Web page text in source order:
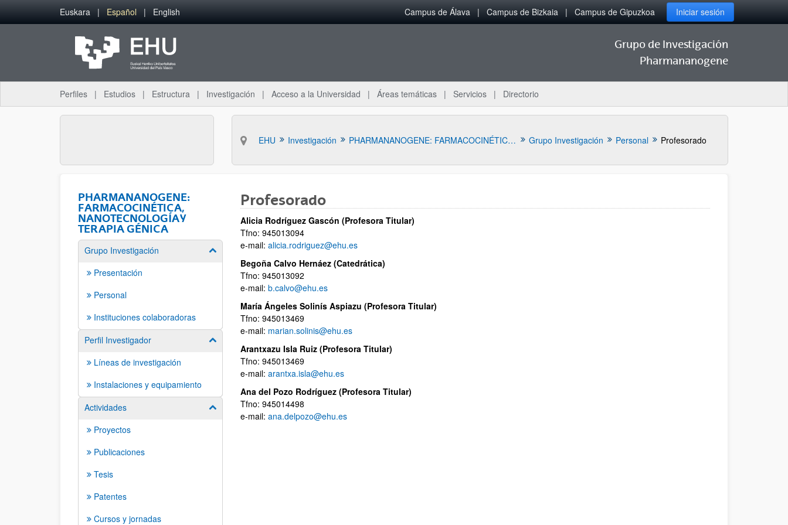
Saltar al contenido principal
Euskara Español English Campus de Álava Campus de Bizkaia Campus de Gipuzkoa Iniciar sesión
Grupo de Investigación
Pharmananogene
Perfiles Estudios Estructura Investigación Acceso a la Universidad Áreas temáticas Servicios Directorio
EHU Investigación PHARMANANOGENE: FARMACOCINÉTICA, NANOTECNOLOGÍA Y TERAPIA GÉNICA Grupo Investigación Personal Profesorado
PHARMANANOGENE:
FARMACOCINÉTICA,
NANOTECNOLOGÍA Y
TERAPIA GÉNICA
Grupo Investigación Mostrar/ocultar subpáginas
Presentación
Personal
Instituciones colaboradoras
Perfil Investigador
Mostrar/ocultar subpáginas
Líneas de investigación
Instalaciones y equipamiento
Actividades
Mostrar/ocultar subpáginas
Proyectos
Publicaciones
Tesis
Patentes
Cursos y jornadas
Profesorado
Alicia Rodríguez Gascón (Profesora Titular)
Tfno: 945013094
e-mail: alicia.rodriguez@ehu.es
Begoña Calvo Hernáez (Catedrática)
Tfno: 945013092
e-mail: b.calvo@ehu.es
María Ángeles Solinís Aspiazu (Profesora Titular)
Tfno: 945013469
e-mail: marian.solinis@ehu.es
Arantxazu Isla Ruiz (Profesora Titular)
Tfno: 945013469
e-mail: arantxa.isla@ehu.es
Ana del Pozo Rodríguez (Profesora Titular)
Tfno: 945014498
e-mail: ana.delpozo@ehu.es